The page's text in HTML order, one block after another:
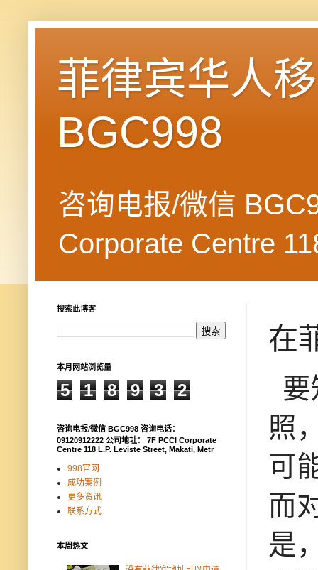
菲律宾华人
BGC998
咨询电报/微信
Corporate Centre
在
照
可
而
是
搜索此博客
本月网站浏览量
5 1 8 9 3 2
咨询电报/微信 BGC998 咨询电话：
09120912222 公司地址： 7F PCCI Corporate
Centre 118 L.P. Leviste Street, Makati, Metr
998官网
成功案例
更多资讯
联系方式
本周热文